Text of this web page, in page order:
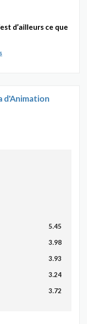
d’ailleurs ce que
d'Animation
5.45
3.98
3.93
3.24
3.72